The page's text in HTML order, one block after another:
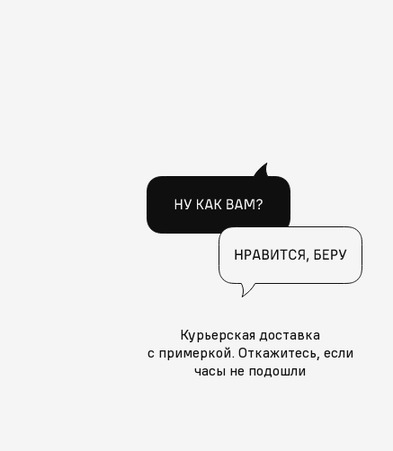
Курьерская доставка
с примеркой. Откажитесь, если
часы не подошли